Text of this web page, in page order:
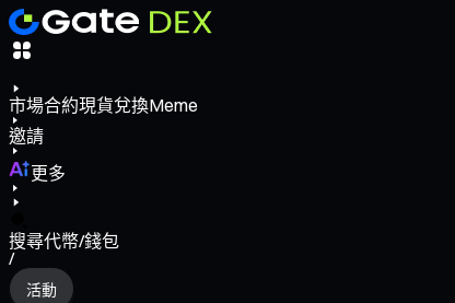
市場合約現貨兌換Meme
邀請
更多
搜尋代幣/錢包
/
活動